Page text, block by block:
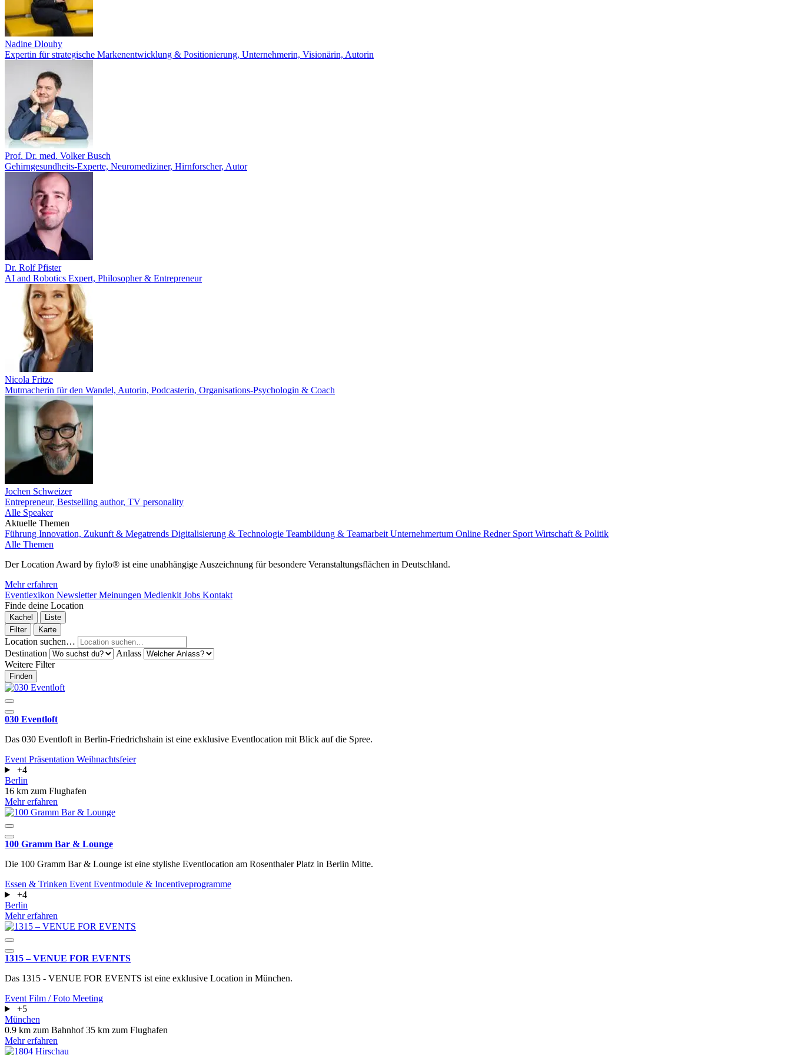
Nadine Dlouhy
Expertin für strategische Markenentwicklung & Positionierung, Unternehmerin, Visionärin, Autorin
Prof. Dr. med. Volker Busch
Gehirngesundheits-Experte, Neuromediziner, Hirnforscher, Autor
Dr. Rolf Pfister
AI and Robotics Expert, Philosopher & Entrepreneur
Nicola Fritze
Mutmacherin für den Wandel, Autorin, Podcasterin, Organisations-Psychologin & Coach
Jochen Schweizer
Entrepreneur, Bestselling author, TV personality
Alle Speaker
Aktuelle Themen
Führung Innovation, Zukunft & Megatrends Digitalisierung & Technologie Teambildung & Teamarbeit Unternehmertum Online Redner Sport Wirtschaft & Politik
Alle Themen
Der Location Award by fiylo® ist eine unabhängige Auszeichnung für besondere Veranstaltungsflächen in Deutschland.
Mehr erfahren
Eventlexikon NewsletterMeinungen Medienkit Jobs Kontakt
Finde deine Location
Kachel
Liste
Filter
Karte
Location suchen…
Destination
Anlass
Weitere Filter
Finden
030 Eventloft
Das 030 Eventloft in Berlin-Friedrichshain ist eine exklusive Eventlocation mit Blick auf die Spree.
Event Präsentation Weihnachtsfeier
+4
Berlin
16 km zum Flughafen
Mehr erfahren
100 Gramm Bar & Lounge
Die 100 Gramm Bar & Lounge ist eine stylishe Eventlocation am Rosenthaler Platz in Berlin Mitte.
Essen & Trinken Event Eventmodule & Incentiveprogramme
+4
Berlin
Mehr erfahren
1315 – VENUE FOR EVENTS
Das 1315 - VENUE FOR EVENTS ist eine exklusive Location in München.
Event Film / Foto Meeting
+5
München
0.9 km zum Bahnhof35 km zum Flughafen
Mehr erfahren